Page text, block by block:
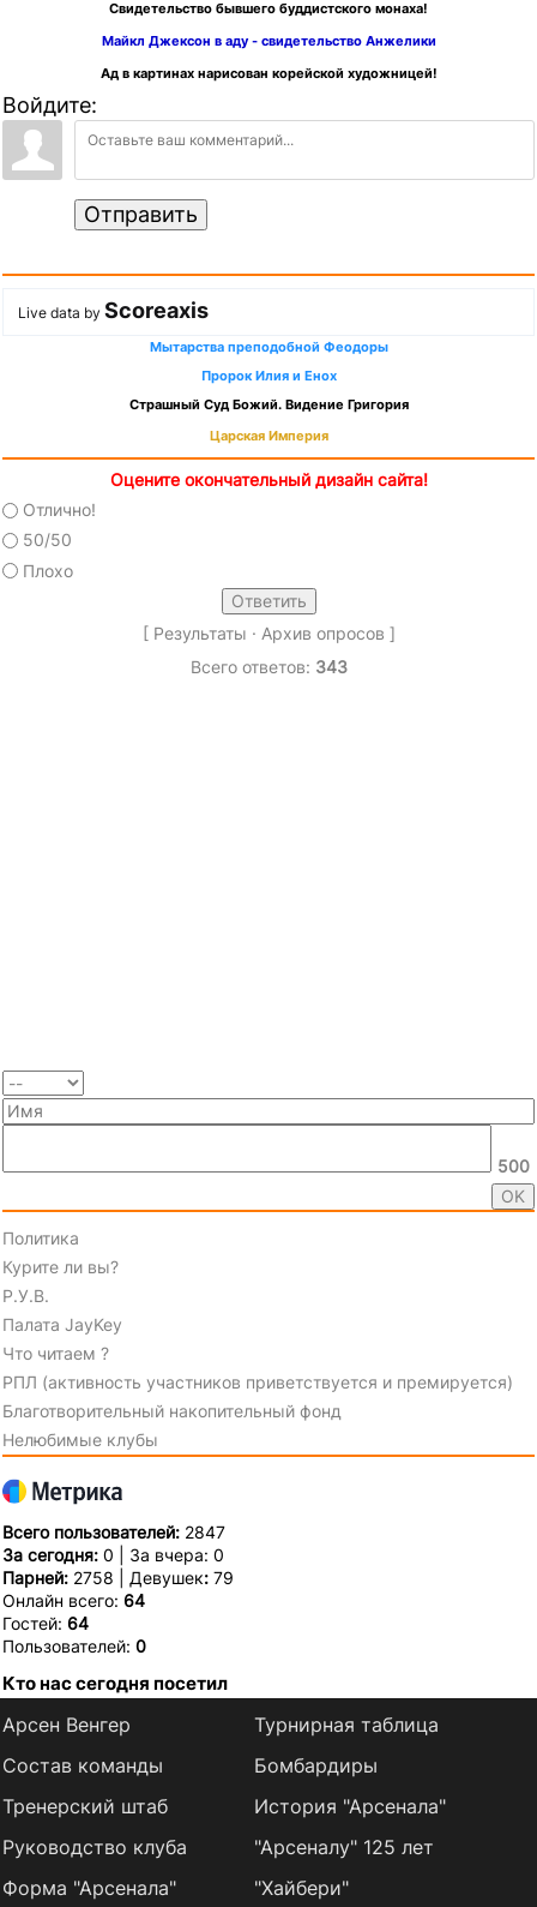
Свидетельство бывшего буддистского монаха!
Майкл Джексон в аду - свидетельство Анжелики
Ад в картинах нарисован корейской художницей!
Войдите:
Отправить
Live data by Scoreaxis
Мытарства преподобной Феодоры
Пророк Илия и Енох
Страшный Суд Божий. Видение Григория
Царская Империя
Оцените окончательный дизайн сайта!
Отлично!
50/50
Плохо
[ Результаты · Архив опросов ]
Всего ответов: 343
500
Политика
Курите ли вы?
Р.У.В.
Палата JayKey
Что читаем ?
РПЛ (активность участников приветствуется и премируется)
Благотворительный накопительный фонд
Нелюбимые клубы
Всего пользователей: 2847
За сегодня: 0 | За вчера: 0
Парней: 2758 | Девушек: 79
Онлайн всего: 64
Гостей: 64
Пользователей: 0
Кто нас сегодня посетил
Арсен Венгер
Состав команды
Тренерский штаб
Руководство клуба
Форма "Арсенала"
Турнирная таблица
Бомбардиры
История "Арсенала"
"Арсеналу" 125 лет
"Хайбери"